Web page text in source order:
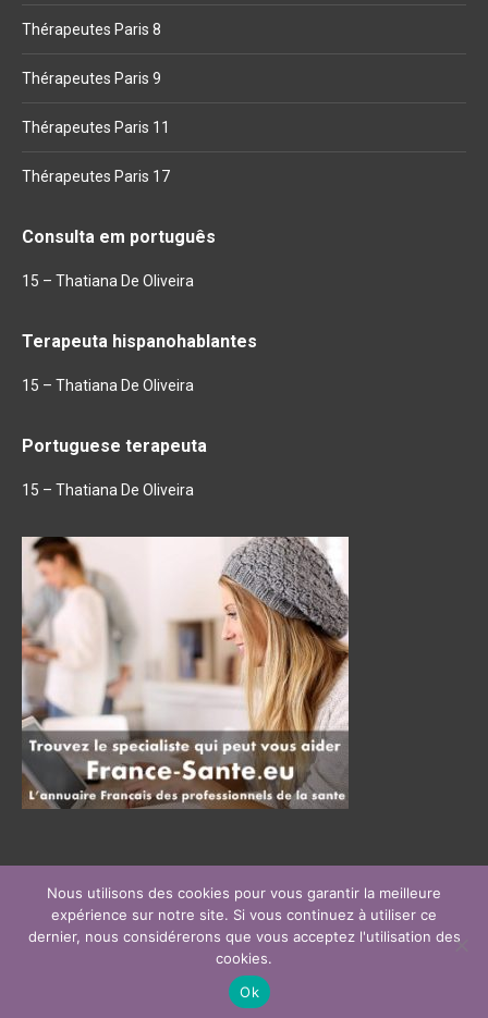
Thérapeutes Paris 8
Thérapeutes Paris 9
Thérapeutes Paris 11
Thérapeutes Paris 17
Consulta em português
15 – Thatiana De Oliveira
Terapeuta hispanohablantes
15 – Thatiana De Oliveira
Portuguese terapeuta
15 – Thatiana De Oliveira
Menu thérapeute Paris
Copyright © 2026
Privium – Des services qui soutiennent vos soins. Pour
psychologues, psychotherapeutes et hypnotherapeutes.
RGPD - Politique de Protection de la Vie Privée
Nous utilisons des cookies pour vous garantir la meilleure
expérience sur notre site. Si vous continuez à utiliser ce
dernier, nous considérerons que vous acceptez l'utilisation des
cookies.
Ok